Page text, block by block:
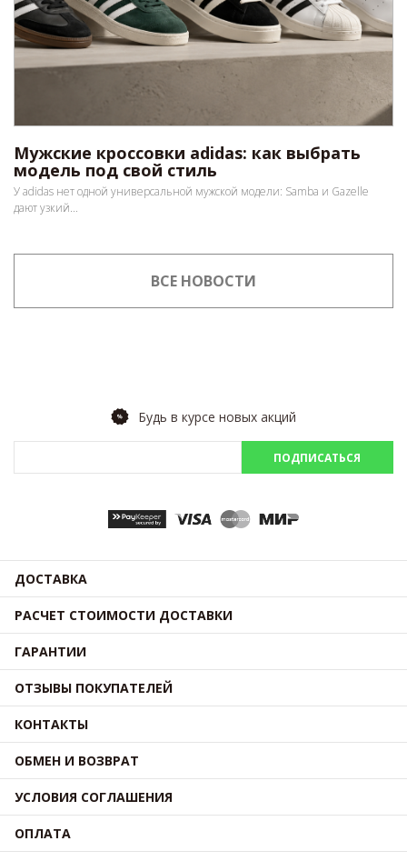
Мужские кроссовки adidas: как выбрать
модель под свой стиль
У adidas нет одной универсальной мужской модели: Samba и Gazelle
дают узкий...
ВСЕ НОВОСТИ
Будь в курсе новых акций
ПОДПИСАТЬСЯ
ДОСТАВКА
РАСЧЕТ СТОИМОСТИ ДОСТАВКИ
ГАРАНТИИ
ОТЗЫВЫ ПОКУПАТЕЛЕЙ
КОНТАКТЫ
ОБМЕН И ВОЗВРАТ
УСЛОВИЯ СОГЛАШЕНИЯ
ОПЛАТА